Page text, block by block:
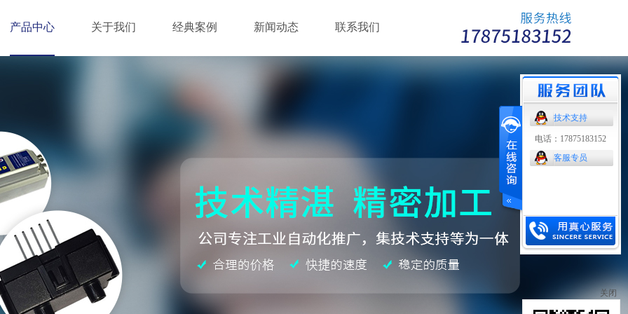
技术支持
电话：17875183152
客服专员
关闭
产品中心 关于我们 经典案例 新闻动态 联系我们